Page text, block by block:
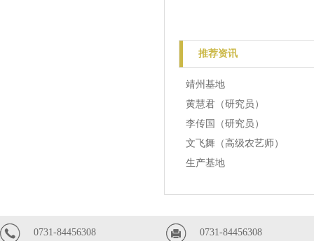
推荐资讯
靖州基地
黄慧君（研究员）
李传国（研究员）
文飞舞（高级农艺师）
生产基地
0731-84456308 0731-84456308